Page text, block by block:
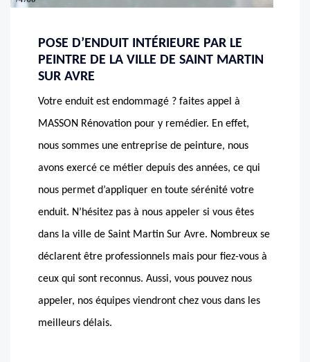
POSE D’ENDUIT INTÉRIEURE PAR LE
PEINTRE DE LA VILLE DE SAINT MARTIN
SUR AVRE
Votre enduit est endommagé ? faites appel à
MASSON Rénovation pour y remédier. En effet,
nous sommes une entreprise de peinture, nous
avons exercé ce métier depuis des années, ce qui
nous permet d’appliquer en toute sérénité votre
enduit. N’hésitez pas à nous appeler si vous êtes
dans la ville de Saint Martin Sur Avre. Nombreux se
déclarent être professionnels mais pour fiez-vous à
ceux qui sont reconnus. Aussi, vous pouvez nous
appeler, nos équipes viendront chez vous dans les
meilleurs délais.